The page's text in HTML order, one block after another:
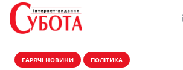
ГАРЯЧІ НОВИНИ ПОЛІТИКА